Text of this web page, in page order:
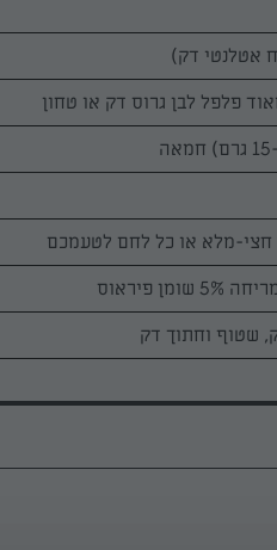
אטלנטי דק)
פלפל לבן גרוס דק או טחון
פיראוס
שטוף וחתוך דק